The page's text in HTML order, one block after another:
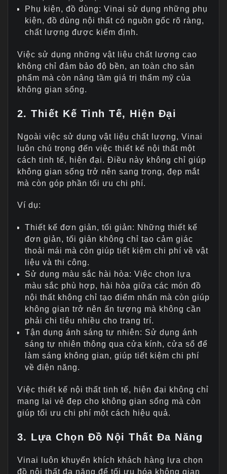
Phụ kiện, đồ dùng: Vinai sử dụng những phụ
kiện, đồ dùng nội thất có nguồn gốc rõ ràng,
chất lượng được kiểm định.
Việc sử dụng những vật liệu chất lượng cao
không chỉ đảm bảo độ bền, an toàn cho sản
phẩm mà còn nâng tầm giá trị thẩm mỹ của
không gian sống.
2. Thiết Kế Tinh Tế, Hiện Đại
Ngoài việc sử dụng vật liệu chất lượng, Vinai
luôn chú trọng đến việc thiết kế nội thất một
cách tinh tế, hiện đại. Điều này không chỉ giúp
không gian sống trở nên sang trọng, đẹp mắt
mà còn góp phần tối ưu chi phí.
Ví dụ:
Thiết kế đơn giản, tối giản: Những thiết kế
đơn giản, tối giản không chỉ tạo cảm giác
thoải mái mà còn giúp tiết kiệm chi phí về vật
liệu và thi công.
Sử dụng màu sắc hài hòa: Việc chọn lựa
màu sắc phù hợp, hài hòa giữa các món đồ
nội thất không chỉ tạo điểm nhấn mà còn giúp
không gian trở nên ấn tượng mà không cần
phải chi tiêu nhiều cho trang trí.
Tận dụng ánh sáng tự nhiên: Sử dụng ánh
sáng tự nhiên thông qua cửa kính, cửa sổ để
làm sáng không gian, giúp tiết kiệm chi phí
về điện năng.
Việc thiết kế nội thất tinh tế, hiện đại không chỉ
mang lại vẻ đẹp cho không gian sống mà còn
giúp tối ưu chi phí một cách hiệu quả.
3. Lựa Chọn Đồ Nội Thất Đa Năng
Vinai luôn khuyến khích khách hàng lựa chọn
đồ nội thất đa năng để tối ưu hóa không gian